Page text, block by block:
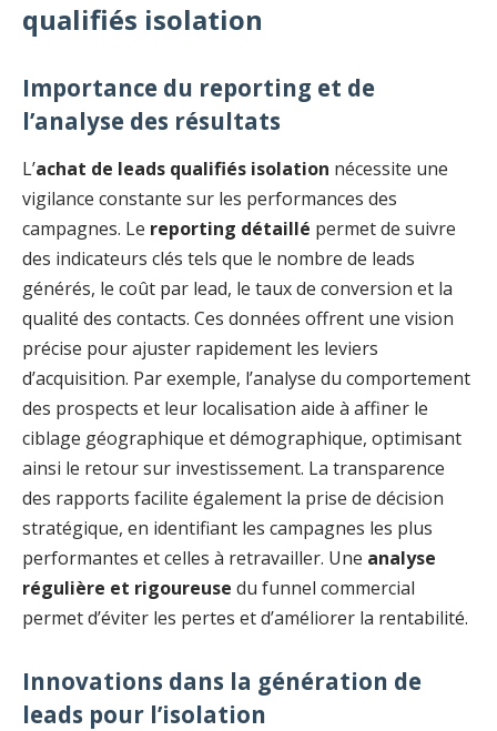
qualifiés isolation
Importance du reporting et de
l’analyse des résultats
L’achat de leads qualifiés isolation nécessite une
vigilance constante sur les performances des
campagnes. Le reporting détaillé permet de suivre
des indicateurs clés tels que le nombre de leads
générés, le coût par lead, le taux de conversion et la
qualité des contacts. Ces données offrent une vision
précise pour ajuster rapidement les leviers
d’acquisition. Par exemple, l’analyse du comportement
des prospects et leur localisation aide à affiner le
ciblage géographique et démographique, optimisant
ainsi le retour sur investissement. La transparence
des rapports facilite également la prise de décision
stratégique, en identifiant les campagnes les plus
performantes et celles à retravailler. Une analyse
régulière et rigoureuse du funnel commercial
permet d’éviter les pertes et d’améliorer la rentabilité.
Innovations dans la génération de
leads pour l’isolation